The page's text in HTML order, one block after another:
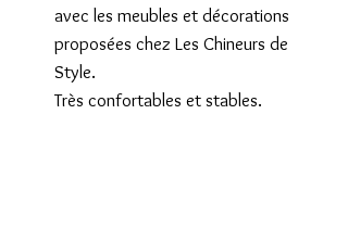
avec les meubles et décorations
proposées chez Les Chineurs de
Style.
Très confortables et stables.